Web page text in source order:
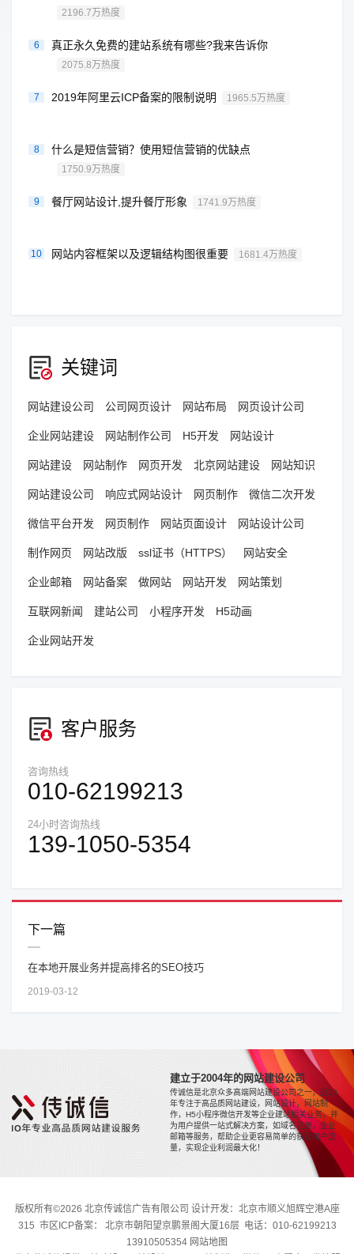
2196.7万热度
6 真正永久免费的建站系统有哪些?我来告诉你
2075.8万热度
7 2019年阿里云ICP备案的限制说明 1965.5万热度
8 什么是短信营销？使用短信营销的优缺点
1750.9万热度
9 餐厅网站设计,提升餐厅形象 1741.9万热度
10 网站内容框架以及逻辑结构图很重要 1681.4万热度
关键词
网站建设公司 公司网页设计 网站布局 网页设计公司
企业网站建设 网站制作公司 H5开发 网站设计
网站建设 网站制作 网页开发 北京网站建设 网站知识
网站建设公司 响应式网站设计 网页制作 微信二次开发
微信平台开发 网页制作 网站页面设计 网站设计公司
制作网页 网站改版 ssl证书（HTTPS） 网站安全
企业邮箱 网站备案 做网站 网站开发 网站策划
互联网新闻 建站公司 小程序开发 H5动画
企业网站开发
客户服务
咨询热线
010-62199213
24小时咨询热线
139-1050-5354
下一篇
在本地开展业务并提高排名的SEO技巧
2019-03-12
建立于2004年的网站建设公司
传诚信是北京众多高端网站建设公司之一，近20
年专注于高品质网站建设，网站设计，网站制
作，H5小程序微信开发等企业建站相关业务，并
为用户提供一站式解决方案，如域名注册，企业
邮箱等服务，帮助企业更容易简单的获取用户流
量，实现企业利润最大化！
版权所有©2026 北京传诚信广告有限公司 设计开发：北京市顺义旭辉空港A座
315 市区ICP备案： 北京市朝阳望京鹏景阁大厦16层 电话：010-62199213
13910505354 网站地图